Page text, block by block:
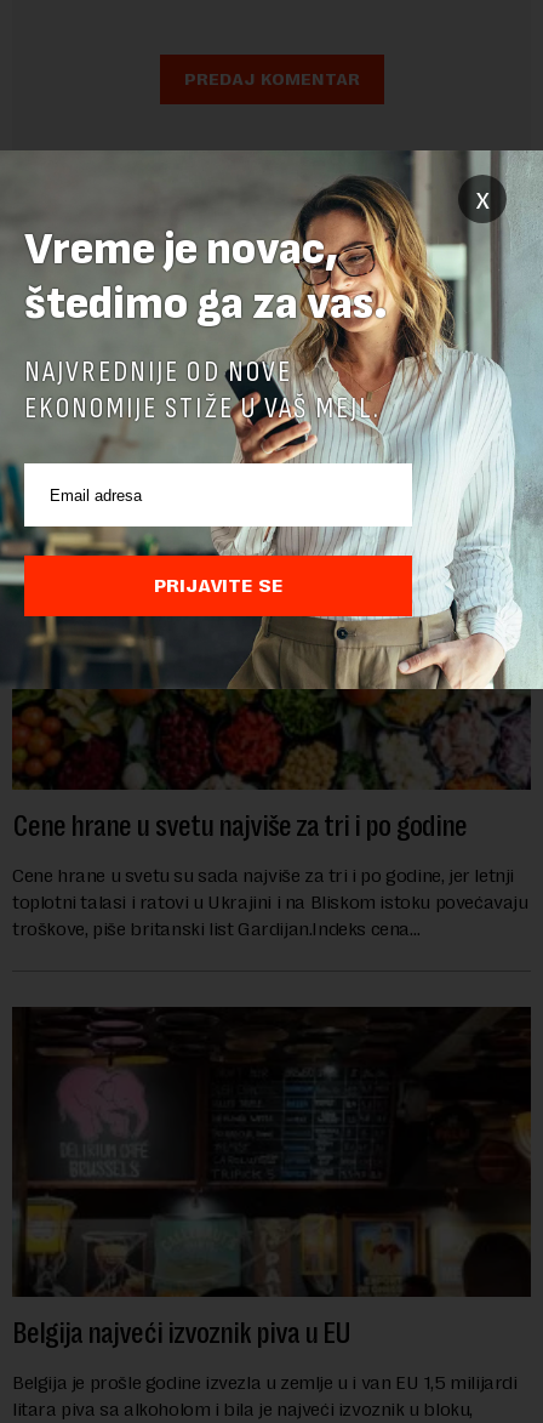
POVEZANI SADRŽAJI
Cene hrane u svetu najviše za tri i po godine
Cene hrane u svetu su sada najviše za tri i po godine, jer letnji
toplotni talasi i ratovi u Ukrajini i na Bliskom istoku povećavaju
troškove, piše britanski list Gardijan.Indeks cena
Belgija najveći izvoznik piva u EU
Belgija je prošle godine izvezla u zemlje u i van EU 1,5 milijardi
litara piva sa alkoholom i bila je najveći izvoznik u bloku,
x
Vreme je novac,
štedimo ga za vas.
NAJVREDNIJE OD NOVE
EKONOMIJE STIŽE U VAŠ MEJL.
PRIJAVITE SE